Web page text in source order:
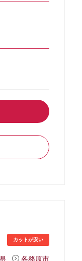
カットが安い